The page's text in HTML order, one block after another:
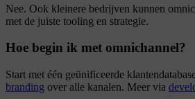
Nee. Ook kleinere bedrijven kunnen
met de juiste tooling en strategie.
Hoe begin ik met omnichannel?
Start met één geünificeerde
branding over alle kanalen. Meer via